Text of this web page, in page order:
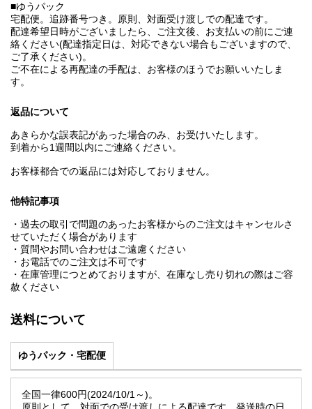
■ゆうパック
宅配便。追跡番号つき。原則、対面受け渡しでの配達です。
配達希望日時がございましたら、ご注文後、お支払いの前にご連
絡ください(配達指定日は、対応できない場合もございますので、
ご了承ください)。
ご不在による再配達の手配は、お客様のほうでお願いいたしま
す。
返品について
あきらかな誤表記があった場合のみ、お受けいたします。
到着から1週間以内にご連絡ください。
お客様都合での返品には対応しておりません。
他特記事項
・過去の取引で問題のあったお客様からのご注文はキャンセルさ
せていただく場合があります
・質問やお問い合わせはご遠慮ください
・お電話でのご注文は不可です
・在庫管理につとめておりますが、在庫なし売り切れの際はご容
赦ください
送料について
ゆうパック・宅配便
全国一律600円(2024/10/1～)。